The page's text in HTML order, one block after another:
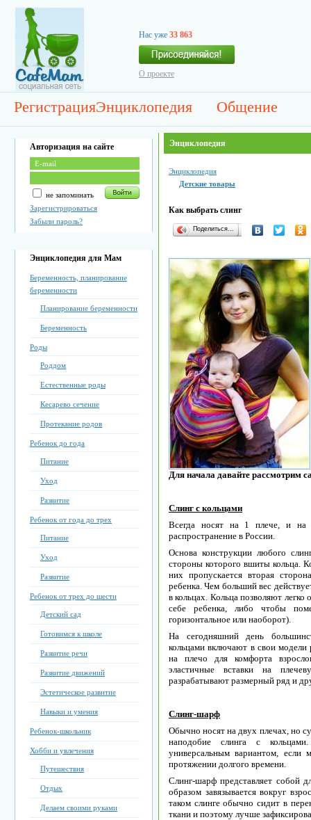
Нас уже 33 863
О проекте
РегистрацияЭнциклопедия Общение
Авторизация на сайте
не запоминать
Зарегистрироваться
Забыли пароль?
Энциклопедия для Мам
Беременность, планирование
беременности
Планирование беременности
Беременность
Роды
Роддом
Естественные роды
Кесарево сечение
Протекание родов
Ребенок до года
Питание
Уход
Развитие
Ребенок от года до трех
Питание
Уход
Развитие
Ребенок от трех до шести
Детский сад
Готовимся к школе
Развитие речи
Развитие движений
Эстетическое развитие
Навыки и умения
Ребенок-школьник
Хобби и увлечения
Путешествия
Отдых
Делаем своими руками
Энциклопедия
Энциклопедия
Детские товары
Как выбрать слинг
Поделиться…
Для начала давайте рассмотрим
Слинг с кольцами
Всегда носят на 1 плече, и на
распространение в России.
Основа конструкции любого
стороны которого вшиты кольца.
них пропускается вторая
ребенка. Чем больший вес
в кольцах. Кольца позволяют
себе ребенка, либо чтобы
горизонтальное или наоборот).
На сегодняшний день
кольцами включают в свои
на плечо для комфорта
эластичные вставки на
разрабатывают размерный ряд и
Слинг-шарф
Обычно носят на двух плечах, но
наподобие слинга с
универсальным вариантом, если
протяжении долгого времени.
Слинг-шарф представляет собой
образом завязывается вокруг
таком слинге обычно сидит в
ткани и поэтому лучше